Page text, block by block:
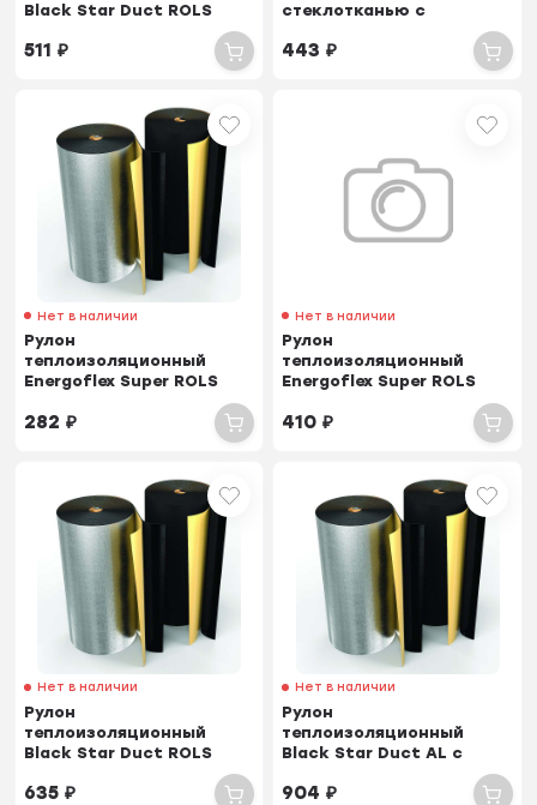
Black Star Duct ROLS
ISOMARKET 5мм х 1м х 20м
511₽
стеклотканью с
алюминиевой фольгой
ROLS ISOMARKET 1м х 25м
443₽
Нет в наличии
Рулон
теплоизоляционный
Energoflex Super ROLS
10м
282₽
Нет в наличии
Рулон
теплоизоляционный
Energoflex Super ROLS
ISOMARKET 13мм х 1м х 7м
410₽
Нет в наличии
Рулон
теплоизоляционный
Black Star Duct ROLS
ISOMARKET 8мм х 1м х 12м
635₽
Нет в наличии
Рулон
теплоизоляционный
Black Star Duct AL с
покрытием алюминиевой
фольгой ROLS ISOMARKET
904₽